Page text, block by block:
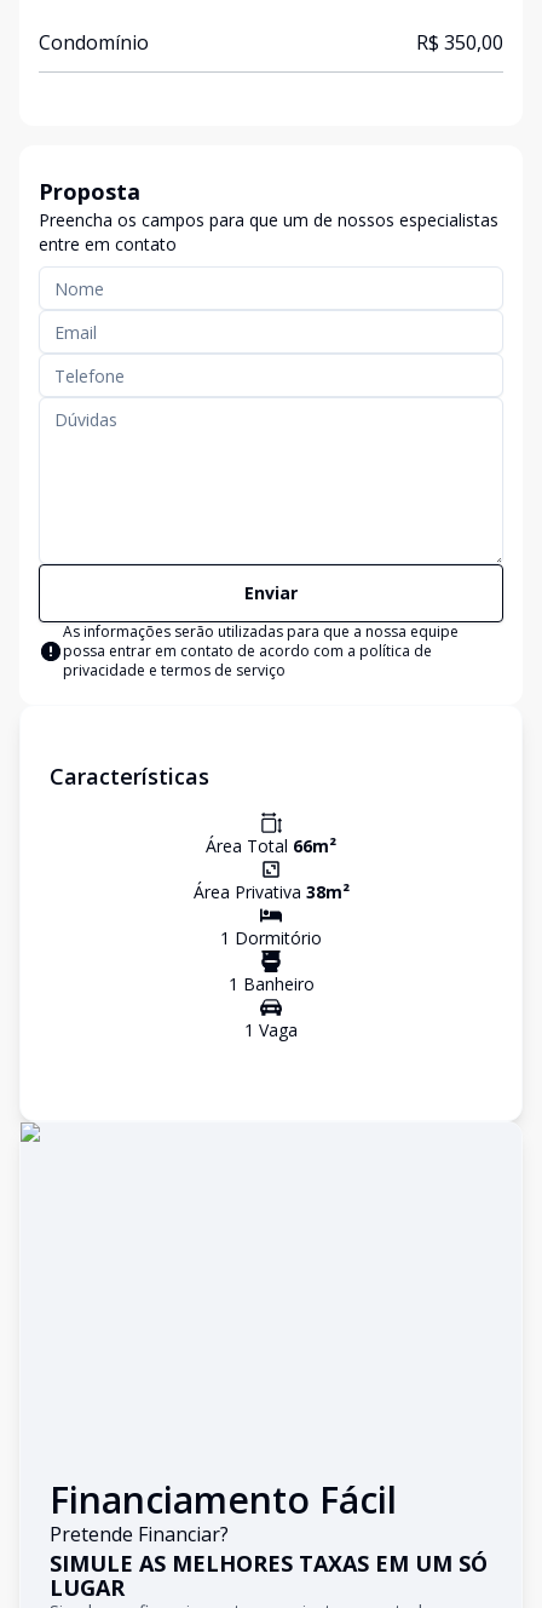
Condomínio R$ 350,00
Proposta
Preencha os campos para que um de nossos especialistas
entre em contato
Enviar
As informações serão utilizadas para que a nossa equipe
possa entrar em contato de acordo com a política de
privacidade e termos de serviço
Características
Área Total 66m²
Área Privativa 38m²
1 Dormitório
1 Banheiro
1 Vaga
Financiamento Fácil
Pretende Financiar?
SIMULE AS MELHORES TAXAS EM UM SÓ
LUGAR